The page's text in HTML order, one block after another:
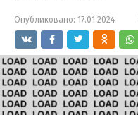
Опубликовано: 17.01.2024